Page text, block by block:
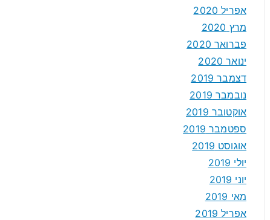
אפריל 2020
מרץ 2020
פברואר 2020
ינואר 2020
דצמבר 2019
נובמבר 2019
אוקטובר 2019
ספטמבר 2019
אוגוסט 2019
יולי 2019
יוני 2019
מאי 2019
אפריל 2019